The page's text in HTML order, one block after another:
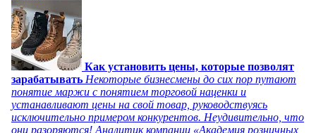
Как установить цены, которые позволят
зарабатывать Некоторые бизнесмены до сих пор путают
понятие маржи с понятием торговой наценки и
устанавливают цены на свой товар, руководствуясь
исключительно примером конкурентов. Неудивительно, что
они разоряются! Аналитик компании «Академия розничных